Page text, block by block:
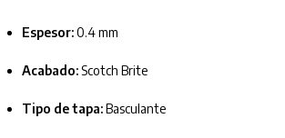
Espesor:0.4 mm
Acabado:Scotch Brite
Tipo de tapa:Basculante